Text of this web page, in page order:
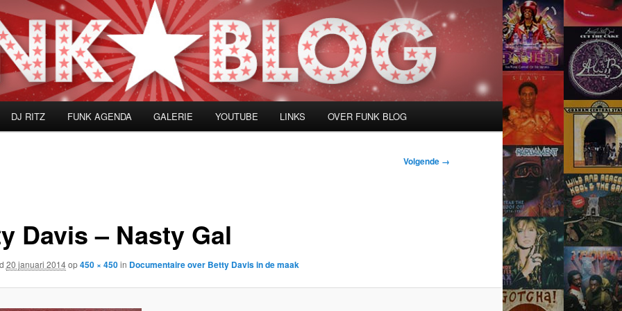
DJ RITZ FUNK AGENDA GALERIE YOUTUBE LINKS OVER FUNK BLOG
Volgende →
Davis – Nasty Gal
20 januari 2014op450 × 450in Documentaire over Betty Davis in de maak